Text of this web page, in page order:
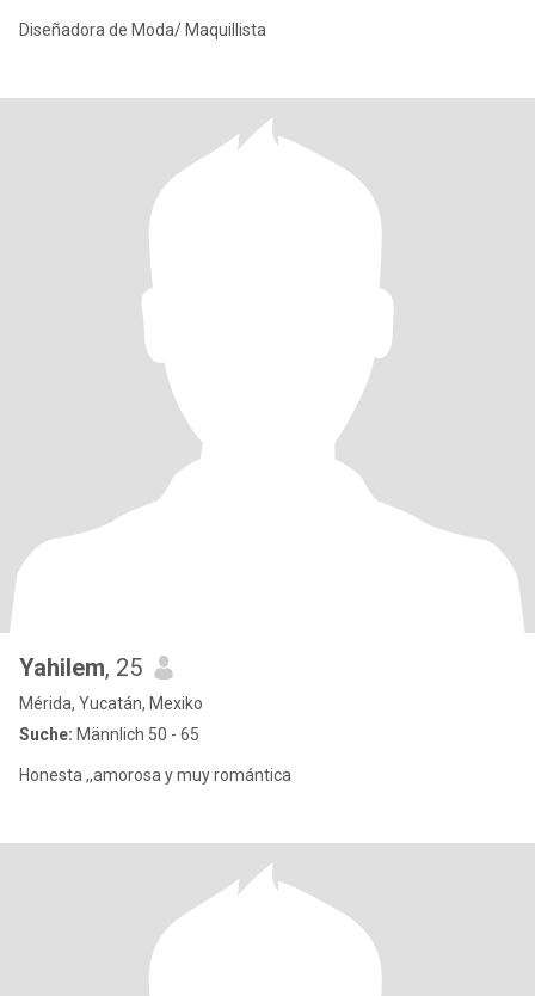
Diseñadora de Moda/ Maquillista
Yahilem, 25
Mérida, Yucatán, Mexiko
Suche: Männlich 50 - 65
Honesta ,,amorosa y muy romántica